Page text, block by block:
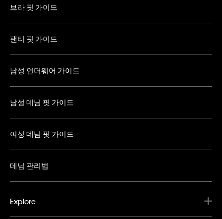
브라 핏 가이드
팬티 핏 가이드
남성 언더웨어 가이드
남성 데님 핏 가이드
여성 데님 핏 가이드
데님 관리법
Explore